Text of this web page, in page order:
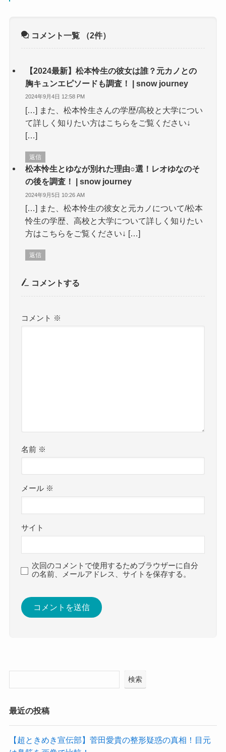
コメント一覧 （2件）
【2024最新】松本怜生の彼女は誰？元カノとの
胸キュンエピソードも調査！ | snow journey
2024年9月4日 12:58 PM
[…] また、松本怜生さんの学歴/高校と大学につい
て詳しく知りたい方はこちらをご覧ください↓
[…]
返信
松本怜生とゆなが別れた理由○選！レオゆなのそ
の後を調査！ | snow journey
2024年9月5日 10:26 AM
[…] また、松本怜生の彼女と元カノについて/松本
怜生の学歴、高校と大学について詳しく知りたい
方はこちらをご覧ください↓ […]
返信
コメントする
コメント ※
名前 ※
メール ※
サイト
次回のコメントで使用するためブラウザーに自分
の名前、メールアドレス、サイトを保存する。
検索
最近の投稿
【超ときめき宣伝部】菅田愛貴の整形疑惑の真相！目元